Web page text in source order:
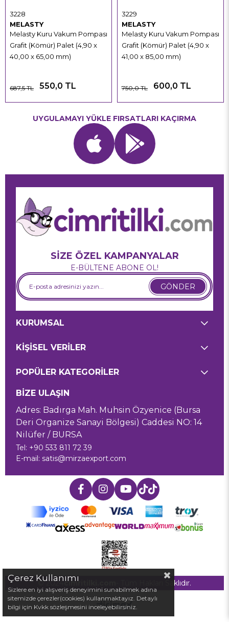
MELASTY
Melasty Kuru Vakum Pompası
Grafit (Kömür) Palet (4,90 x
40,00 x 65,00 mm)
3228
550,0 TL
687,5 TL
MELASTY
Melasty Kuru Vakum Pompası
Grafit (Kömür) Palet (4,90 x
41,00 x 85,00 mm)
3229
600,0 TL
750,0 TL
UYGULAMAYI YÜKLE FIRSATLARI KAÇIRMA
SİZE ÖZEL KAMPANYALAR
E-BÜLTENE ABONE OL!
GÖNDER
KURUMSAL
KİŞİSEL VERİLER
POPÜLER KATEGORİLER
BİZE ULAŞIN
Adres: Badırga Mah. Muhsin Özyenice (Bursa
Deri Organize Sanayi Bölgesi) Caddesi NO: 14
Nilüfer / BURSA
Tel: +90 533 811 72 39
E-mail: satis@mirzaexport.com
© 2024cimritilki.com - Tüm Hakları Saklıdır.
Çerez Kullanımı
Sizlere en iyi alışveriş deneyimini sunabilmek adına
sitemizde çerezler(cookies) kullanmaktayız. Detaylı
bilgi için Kvkk sözleşmesini inceleyebilirsiniz.